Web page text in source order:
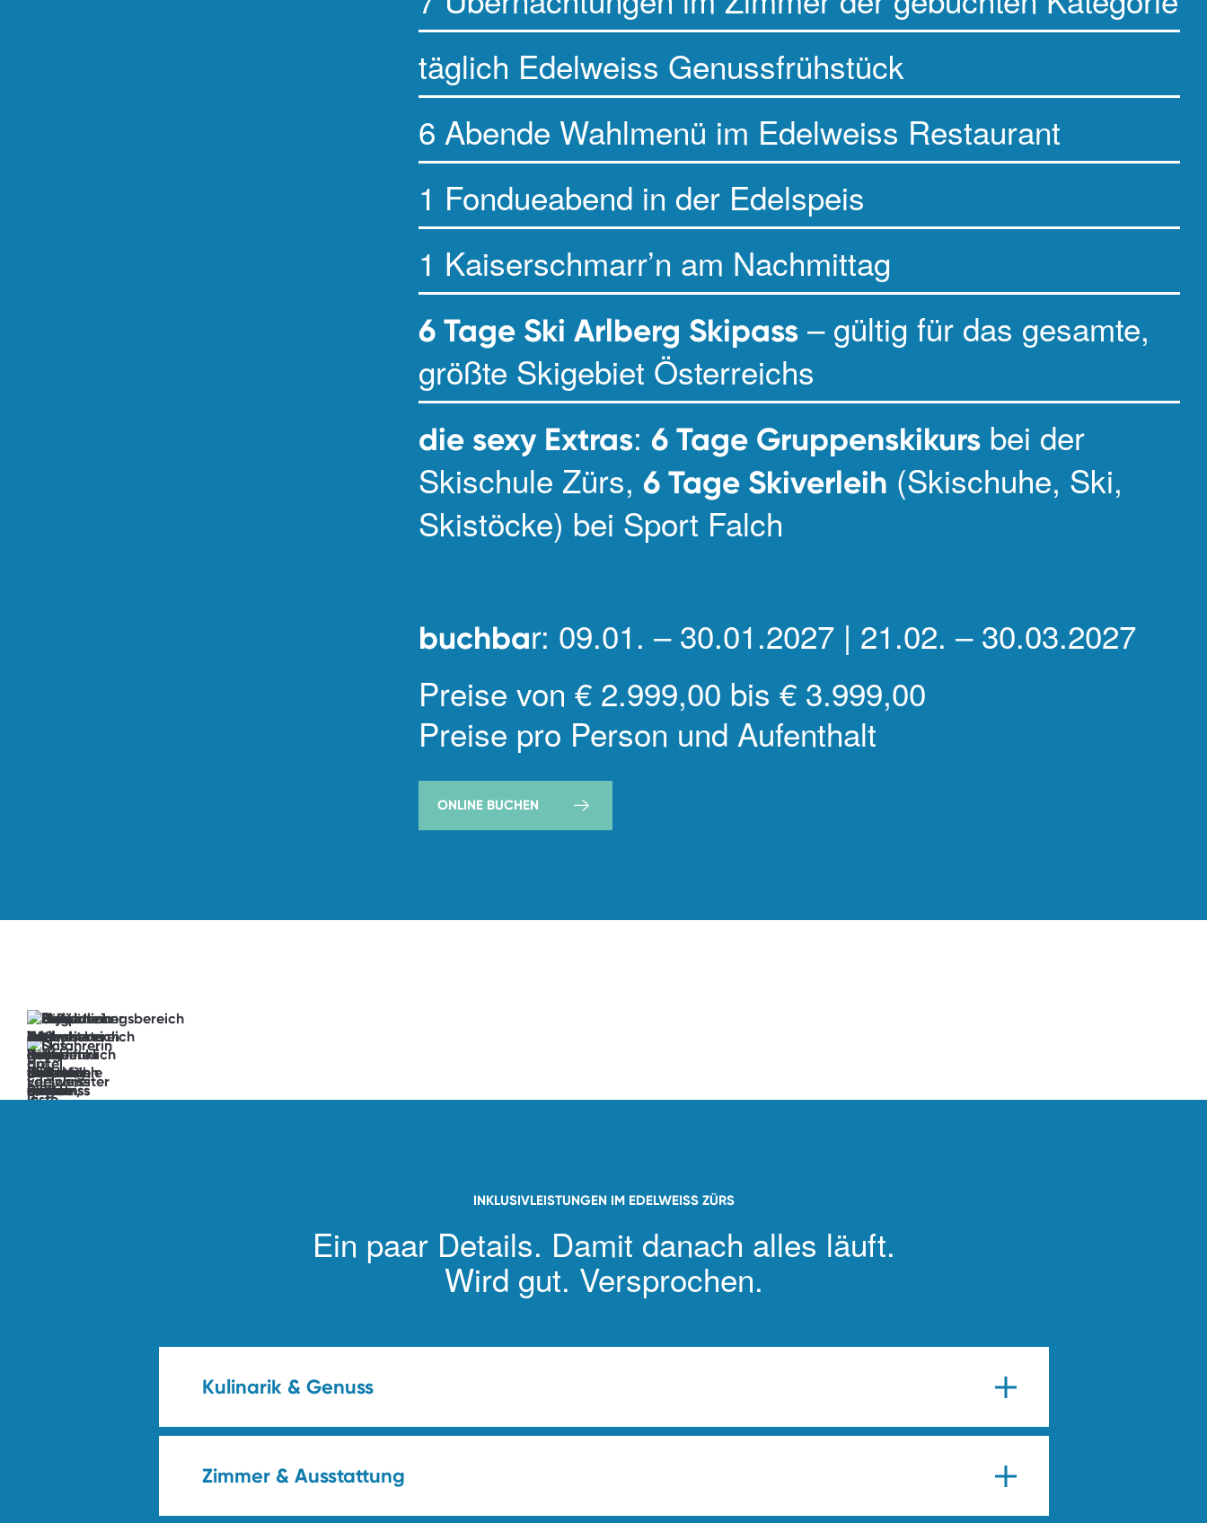
täglich Edelweiss Genussfrühstück
6 Abende Wahlmenü im Edelweiss Restaurant
1 Fondueabend in der Edelspeis
1 Kaiserschmarr’n am Nachmittag
6 Tage Ski Arlberg Skipass – gültig für das gesamte,
größte Skigebiet Österreichs
die sexy Extras: 6 Tage Gruppenskikurs bei der
Skischule Zürs, 6 Tage Skiverleih (Skischuhe, Ski,
Skistöcke) bei Sport Falch
buchbar: 09.01. – 30.01.2027 | 21.02. – 30.03.2027
Preise von € 2.999,00 bis € 3.999,00
Preise pro Person und Aufenthalt
ONLINE BUCHEN
Vorfreude
unlocked.
See
INKLUSIVLEISTUNGEN IM EDELWEISS ZÜRS
Ein paar Details. Damit danach alles läuft.
Wird gut. Versprochen.
Kulinarik & Genuss
Zimmer & Ausstattung